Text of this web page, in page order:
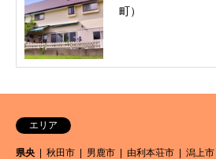
町）
エリア
県央 秋田市 男鹿市 由利本荘市 潟上市